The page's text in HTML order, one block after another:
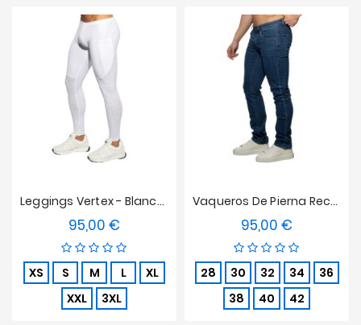
Leggings Vertex - Blancas
95,00 €
XS S M L
XL
XXL
3XL
Vaqueros De Pierna Recta - Azul Oscuro
95,00 €
28 30 32 34
36
38
40 42